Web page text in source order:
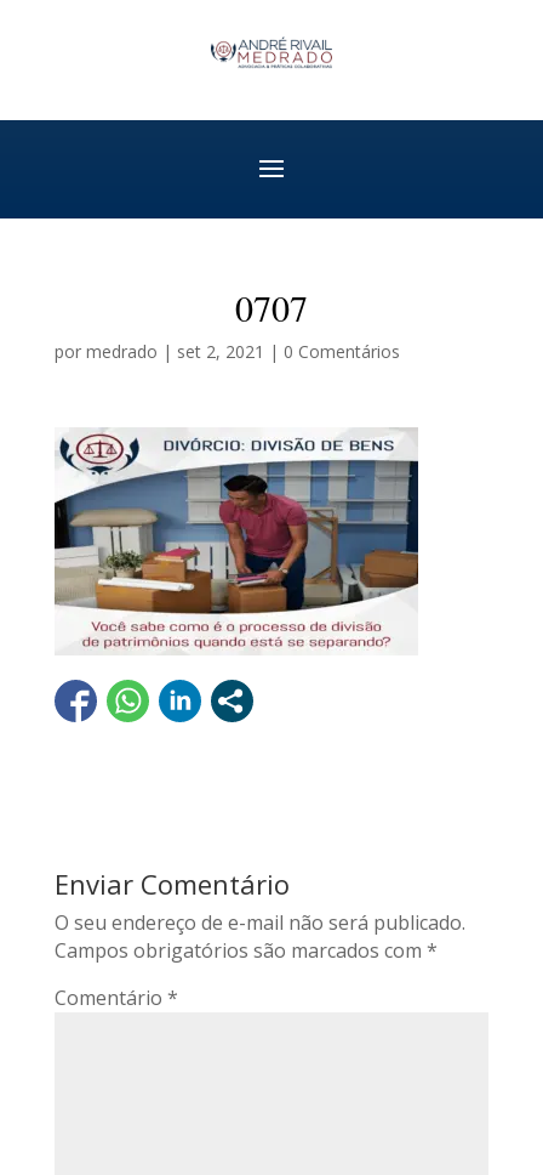
0707
por medrado | set 2, 2021 | 0 Comentários
Enviar Comentário
O seu endereço de e-mail não será publicado.
Campos obrigatórios são marcados com *
Comentário *